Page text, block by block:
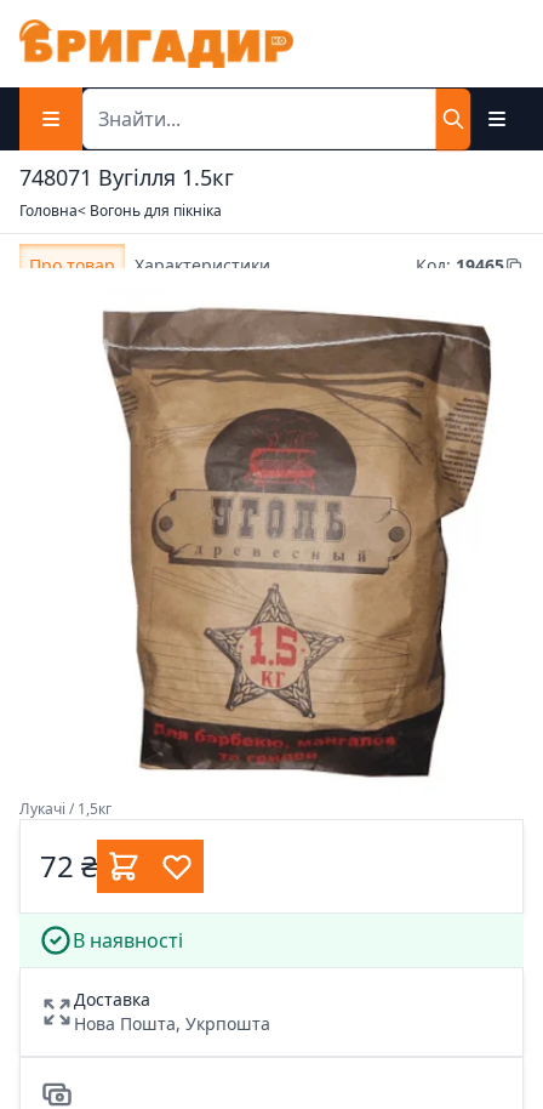
748071 Вугілля 1.5кг
Головна< Вогонь для пікніка
Про товар Характеристики Код: 19465
Лукачі / 1,5кг
72 ₴
В наявності
Доставка
Нова Пошта, Укрпошта